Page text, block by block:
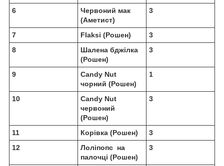
6
Червоний мак
(Аметист)
3
7 Flaksi (Рошен)
3
8
Шалена бджілка
(Рошен)
3
9
Candy Nut
чорний (Рошен)
1
10
Candy Nut
червоний
(Рошен)
3
11 Корівка (Рошен)
3
12
Лоліпопс на
палочці (Рошен)
3